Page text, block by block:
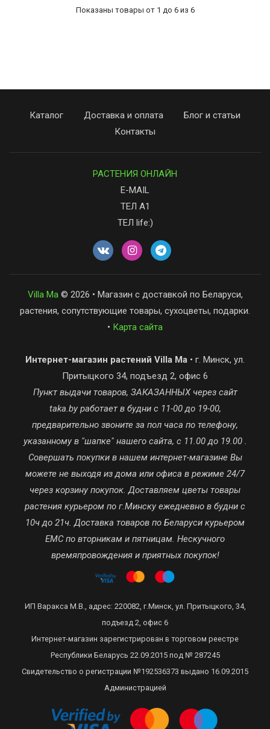
Показаны товары от 1 до 6 из 6
Каталог Доставка и оплата
Блог и статьи
Контакты
РАСТЕНИЯ ОНЛАЙН
E-MAIL
ТЕЛ А1
ТЕЛ life:)
Villa Ma© 2026 • Магазин с доставкой по Беларуси,
растения, сопутствующие товары, сухоцветы, подарки.
• Карта сайта
Интернет-магазин растений Villa Ma • г. Минск, ул.
Притыцкого 34, подъезд 2, офис 6
Пункт выдачи товаров, ЗАКАЗАННЫХ через сайт
taka.by работает в будни с 11-00 до 19-00,
предварительно звоните за пол часа по телефону,
указанному в "шапке" нашего сайта, с 11.00 до 19.00 .
Совершать покупки в нашем интернет-магазине Вы
можете не выходя из дома или офиса в режиме 24/7
через корзину покупок. Доставляем цветы товары
растения курьером по г.Минску ежедневно в будни с
10ч до 21ч. Доставка товаров по Беларуси курьером
ЕМС по вторникам и пятницам. Нескучного
времяпровождения и приятных покупок!
ИП Варакса М.В., адрес: 220082, г.Минск, ул. Притыцкого, 34,
подъезд 2, офис 6
Интернет-магазин зарегистрирован в торговом реестре
Республики Беларусь 22.09.2015 под № 287245
Свидетельство о регистрации №192536373 выдано 16.09.2015
Администрацией